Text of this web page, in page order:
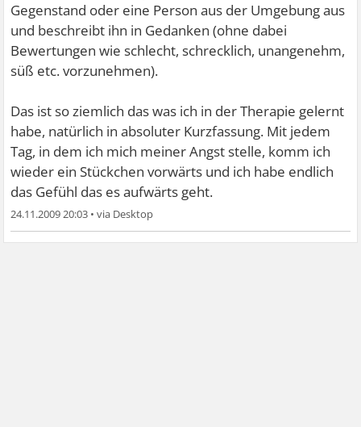
Gegenstand oder eine Person aus der Umgebung aus
und beschreibt ihn in Gedanken (ohne dabei
Bewertungen wie schlecht, schrecklich, unangenehm,
süß etc. vorzunehmen).
Das ist so ziemlich das was ich in der Therapie gelernt
habe, natürlich in absoluter Kurzfassung. Mit jedem
Tag, in dem ich mich meiner Angst stelle, komm ich
wieder ein Stückchen vorwärts und ich habe endlich
das Gefühl das es aufwärts geht.
24.11.2009 20:03 •